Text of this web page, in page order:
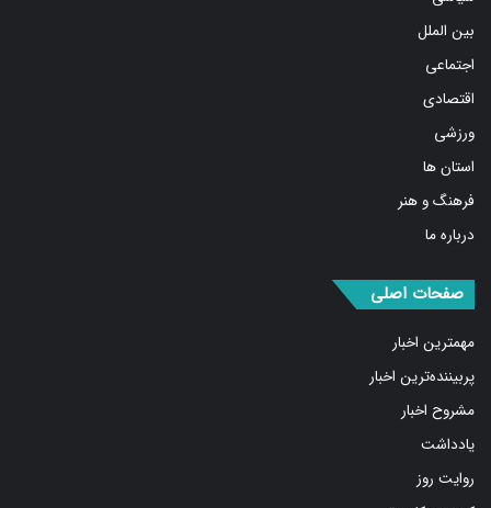
بین الملل
اجتماعی
اقتصادی
ورزشی
استان ها
فرهنگ و هنر
درباره ما
مهمترین اخبار
پربیننده‌ترین اخبار
مشروح اخبار
یادداشت
روایت روز
کسب و کار برتر